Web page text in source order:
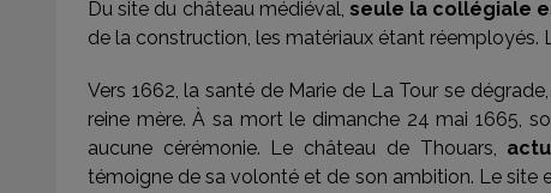
Du site du château médiéval, seule la collégiale
de la construction, les matériaux étant réemployés.
Vers 1662, la santé de Marie de La Tour se
reine mère. À sa mort le dimanche 24 mai 1665,
aucune cérémonie. Le château de Thouars,
témoigne de sa volonté et de son ambition. Le site